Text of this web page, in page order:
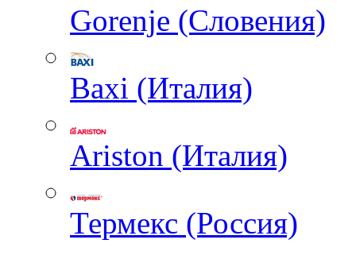
Gorenje (Словения)
Baxi (Италия)
Ariston (Италия)
Термекс (Россия)